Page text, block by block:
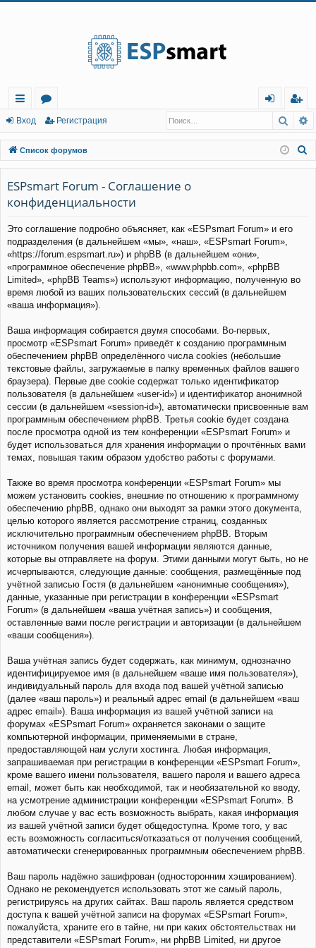
с
ы
лк
и
о
ру
м
ы
д
г
ис
тр
Вход Регистрация
Список форумов
ESPsmart Forum - Соглашение о
конфиденциальности
Это соглашение подробно объясняет, как «ESPsmart Forum» и его
подразделения (в дальнейшем «мы», «наш», «ESPsmart Forum»,
«https://forum.espsmart.ru») и phpBB (в дальнейшем «они»,
«программное обеспечение phpBB», «www.phpbb.com», «phpBB
Limited», «phpBB Teams») используют информацию, полученную во
время любой из ваших пользовательских сессий (в дальнейшем
«ваша информация»).
Ваша информация собирается двумя способами. Во-первых,
просмотр «ESPsmart Forum» приведёт к созданию программным
обеспечением phpBB определённого числа cookies (небольшие
текстовые файлы, загружаемые в папку временных файлов вашего
браузера). Первые две cookie содержат только идентификатор
пользователя (в дальнейшем «user-id») и идентификатор анонимной
сессии (в дальнейшем «session-id»), автоматически присвоенные вам
программным обеспечением phpBB. Третья cookie будет создана
после просмотра одной из тем конференции «ESPsmart Forum» и
будет использоваться для хранения информации о прочтённых вами
темах, повышая таким образом удобство работы с форумами.
Также во время просмотра конференции «ESPsmart Forum» мы
можем установить cookies, внешние по отношению к программному
обеспечению phpBB, однако они выходят за рамки этого документа,
целью которого является рассмотрение страниц, созданных
исключительно программным обеспечением phpBB. Вторым
источником получения вашей информации являются данные,
которые вы отправляете на форум. Этими данными могут быть, но не
исчерпываются, следующие данные: сообщения, размещённые под
учётной записью Гостя (в дальнейшем «анонимные сообщения»),
данные, указанные при регистрации в конференции «ESPsmart
Forum» (в дальнейшем «ваша учётная запись») и сообщения,
оставленные вами после регистрации и авторизации (в дальнейшем
«ваши сообщения»).
Ваша учётная запись будет содержать, как минимум, однозначно
идентифицируемое имя (в дальнейшем «ваше имя пользователя»),
индивидуальный пароль для входа под вашей учётной записью
(далее «ваш пароль») и реальный адрес email (в дальнейшем «ваш
адрес email»). Ваша информация из вашей учётной записи на
форумах «ESPsmart Forum» охраняется законами о защите
компьютерной информации, применяемыми в стране,
предоставляющей нам услуги хостинга. Любая информация,
запрашиваемая при регистрации в конференции «ESPsmart Forum»,
кроме вашего имени пользователя, вашего пароля и вашего адреса
email, может быть как необходимой, так и необязательной ко вводу,
на усмотрение администрации конференции «ESPsmart Forum». В
любом случае у вас есть возможность выбрать, какая информация
из вашей учётной записи будет общедоступна. Кроме того, у вас
есть возможность согласиться/отказаться от получения сообщений,
автоматически сгенерированных программным обеспечением phpBB.
Ваш пароль надёжно зашифрован (односторонним хэшированием).
Однако не рекомендуется использовать этот же самый пароль,
регистрируясь на других сайтах. Ваш пароль является средством
доступа к вашей учётной записи на форумах «ESPsmart Forum»,
пожалуйста, храните его в тайне, ни при каких обстоятельствах ни
представители «ESPsmart Forum», ни phpBB Limited, ни другое